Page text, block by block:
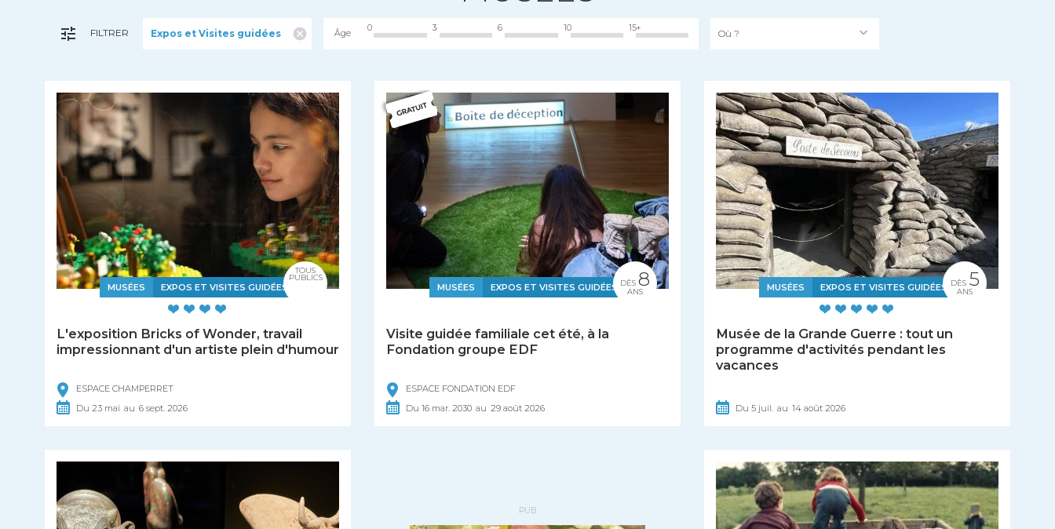
FILTRER Expos et Visites guidées Âge
0 3 6 10 15+ Où ?
MUSÉES EXPOS ET VISITES GUIDÉES
L'exposition Bricks of Wonder, travail
impressionnant d'un artiste plein d'humour
ESPACE CHAMPERRET
Du 23 mai au 6 sept.2026
TOUS
PUBLICS
MUSÉES EXPOS ET VISITES GUIDÉES
Visite guidée familiale cet été, à la
Fondation groupe EDF
ESPACE FONDATION EDF
Du 16 mar.2030 au 29 août2026
DÈS8
ANS MUSÉES EXPOS ET VISITES GUIDÉES
Musée de la Grande Guerre : tout un
programme d'activités pendant les
vacances
Du5 juil. au 14août 2026
DÈS 5
ANS
PUB